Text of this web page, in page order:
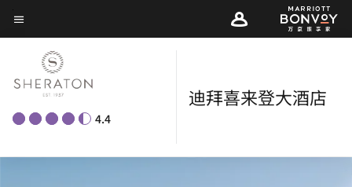
Skip
to
main
content
菜单文本
4.4
迪拜喜来登大酒店